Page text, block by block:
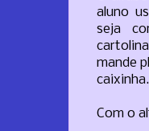
aluno
seja
mande
caixinha.
Com o